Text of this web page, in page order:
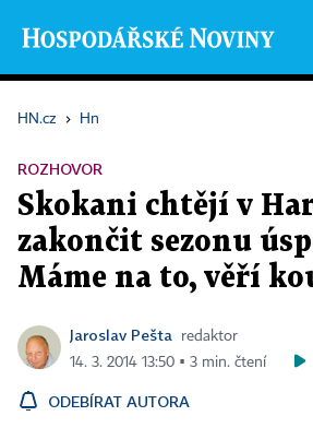
HN.cz › Hn
ROZHOVOR
Skokani chtějí v
zakončit sezonu
Máme na to, věří
Jaroslav Pešta
redaktor
14. 3. 2014 13:50 ▪ 3 min. čtení
ODEBÍRAT AUTORA